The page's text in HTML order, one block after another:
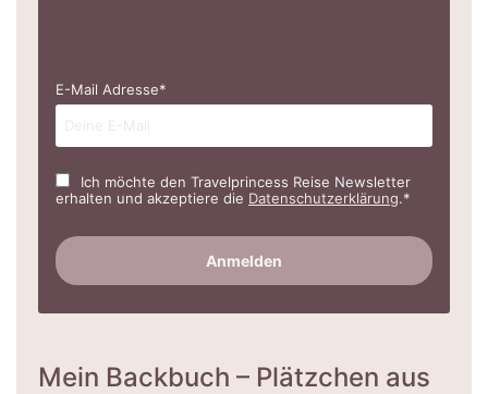
E-Mail Adresse*
Ich möchte den Travelprincess Reise Newsletter
erhalten und akzeptiere die Datenschutzerklärung.*
Mein Backbuch – Plätzchen aus